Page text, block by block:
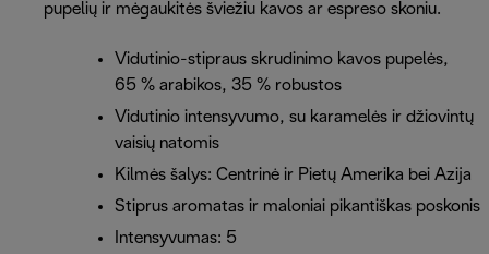
pupelių ir mėgaukitės šviežiu kavos ar espreso skoniu.
Vidutinio-stipraus skrudinimo kavos pupelės,
65 % arabikos, 35 % robustos
Vidutinio intensyvumo, su karamelės ir džiovintų
vaisių natomis
Kilmės šalys: Centrinė ir Pietų Amerika bei Azija
Stiprus aromatas ir maloniai pikantiškas poskonis
Intensyvumas: 5